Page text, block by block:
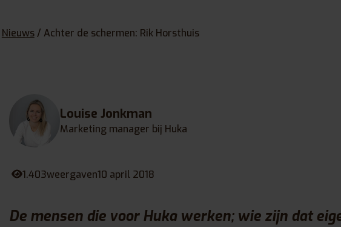
Nieuws/ Achter de schermen: Rik Horsthuis
Louise Jonkman
Marketing manager bij Huka
1.403weergaven10 april 2018
De mensen die voor Huka werken; wie zijn dat